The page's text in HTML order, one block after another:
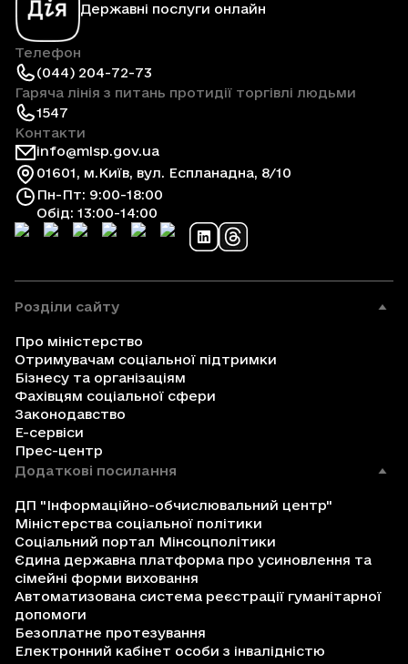
Державні послуги онлайн
Телефон
(044) 204-72-73
Гаряча лінія з питань протидії торгівлі людьми
1547
Контакти
info@mlsp.gov.ua
01601, м.Київ, вул. Еспланадна, 8/10
Пн-Пт: 9:00-18:00
Обід: 13:00-14:00
Розділи сайту
Про міністерство
Отримувачам соціальної підтримки
Бізнесу та організаціям
Фахівцям соціальної сфери
Законодавство
Е-сервіси
Прес-центр
Додаткові посилання
ДП "Інформаційно-обчислювальний центр"
Міністерства соціальної політики
Соціальний портал Мінсоцполітики
Єдина державна платформа про усиновлення та
сімейні форми виховання
Автоматизована система реєстрації гуманітарної
допомоги
Безоплатне протезування
Електронний кабінет особи з інвалідністю